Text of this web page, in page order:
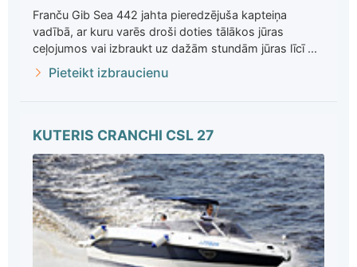
Franču Gib Sea 442 jahta pieredzējuša kapteiņa
vadībā, ar kuru varēs droši doties tālākos jūras
ceļojumos vai izbraukt uz dažām stundām jūras līcī ...
Pieteikt izbraucienu
KUTERIS CRANCHI CSL 27